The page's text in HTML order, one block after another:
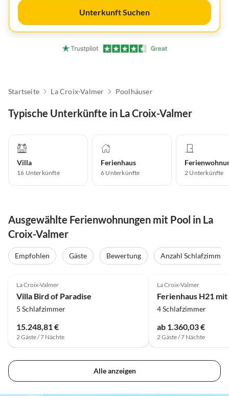
Unterkunft Suchen
Startseite La Croix-Valmer Poolhäuser
Typische Unterkünfte in La Croix-Valmer
Villa
16 Unterkünfte
Ferienhaus
6 Unterkünfte 2 Unterkünfte
Ausgewählte Ferienwohnungen mit Pool in La
Croix-Valmer
Empfohlen Gäste Bewertung Anzahl Schlafzimmer
La Croix-Valmer
Villa Bird of Paradise
5 Schlafzimmer
15.248,81 €
2 Gäste / 7 Nächte
La Croix-Valmer
4 Schlafzimmer
ab 1.360,03 €
2 Gäste / 7 Nächte
Alle anzeigen